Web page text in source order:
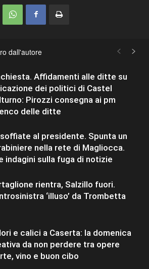
dall'autore
Affidamenti alle ditte su
dei politici di Castel
Pirozzi consegna ai pm
delle ditte
al presidente. Spunta un
nella rete di Magliocca.
indagini sulla fuga di notizie
rientra, Salzillo fuori.
‘illuso’ da Trombetta
e calici a Caserta: la domenica
da non perdere tra opere
vino e buon cibo